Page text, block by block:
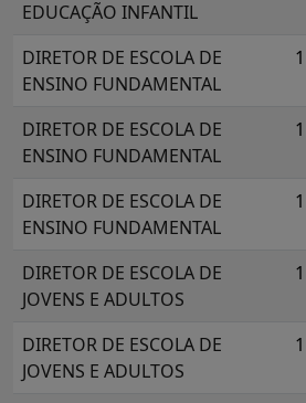
EDUCAÇÃO INFANTIL
DIRETOR DE ESCOLA DE
ENSINO FUNDAMENTAL
1
DIRETOR DE ESCOLA DE
ENSINO FUNDAMENTAL
1
DIRETOR DE ESCOLA DE
ENSINO FUNDAMENTAL
1
DIRETOR DE ESCOLA DE
JOVENS E ADULTOS
1
DIRETOR DE ESCOLA DE
JOVENS E ADULTOS
1